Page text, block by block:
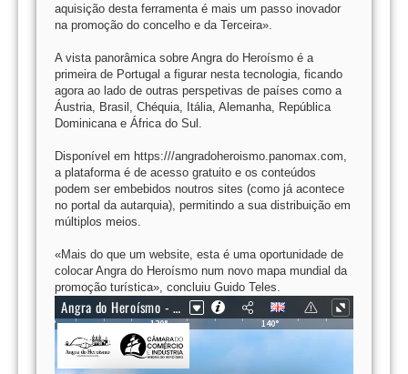
aquisição desta ferramenta é mais um passo inovador
na promoção do concelho e da Terceira».
A vista panorâmica sobre Angra do Heroísmo é a
primeira de Portugal a figurar nesta tecnologia, ficando
agora ao lado de outras perspetivas de países como a
Áustria, Brasil, Chéquia, Itália, Alemanha, República
Dominicana e África do Sul.
Disponível em https:///angradoheroismo.panomax.com,
a plataforma é de acesso gratuito e os conteúdos
podem ser embebidos noutros sites (como já acontece
no portal da autarquia), permitindo a sua distribuição em
múltiplos meios.
«Mais do que um website, esta é uma oportunidade de
colocar Angra do Heroísmo num novo mapa mundial da
promoção turística», concluiu Guido Teles.